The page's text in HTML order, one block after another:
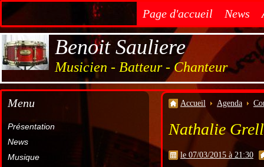
Page d'accueil News
Benoit Sauliere
Musicien - Batteur - Chanteur
Menu
Présentation
News
Musique
Accueil Agenda
Nathalie
le 07/03/2015 à 21:30